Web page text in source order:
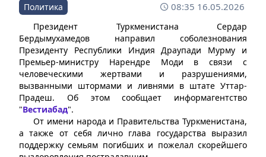
Политика 08:35 16.05.2026
Президент Туркменистана Сердар
Бердымухамедов направил соболезнования
Президенту Республики Индия Драупади Мурму и
Премьер-министру Нарендре Моди в связи с
человеческими жертвами и разрушениями,
вызванными штормами и ливнями в штате Уттар-
Прадеш. Об этом сообщает информагентство
"Вестиабад".
От имени народа и Правительства Туркменистана,
а также от себя лично глава государства выразил
поддержку семьям погибших и пожелал скорейшего